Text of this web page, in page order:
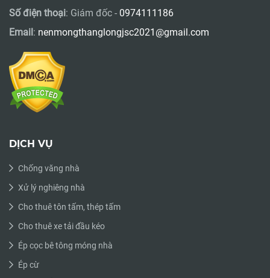
Số điện thoại: Giám đốc - 0974111186
Email: nenmongthanglongjsc2021@gmail.com
DỊCH VỤ
Chống văng nhà
Xử lý nghiêng nhà
Cho thuê tôn tấm, thép tấm
Cho thuê xe tải đầu kéo
Ép cọc bê tông móng nhà
Ép cừ